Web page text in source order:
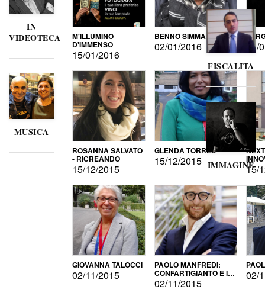
IN
VIDEOTECA
MUSICA
M'ILLUMINO
D'IMMENSO
15/01/2016
BENNO SIMMA
02/01/2016
ROSANNA SALVATO
- RICREANDO
15/12/2015
GLENDA TORRES
15/12/2015
15/
GIOVANNA TALOCCI
02/11/2015
PAOLO MANFREDI:
CONFARTIGIANTO E IL
SONDAGGIO
02/11/2015
02/
FISCALITA
IMMAGINE